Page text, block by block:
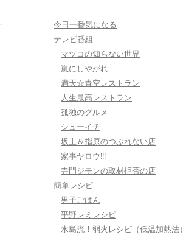
今日一番気になる
テレビ番組
マツコの知らない世界
嵐にしやがれ
満天☆青空レストラン
人生最高レストラン
孤独のグルメ
シューイチ
坂上＆指原のつぶれない店
家事ヤロウ!!!
寺門ジモンの取材拒否の店
簡単レシピ
男子ごはん
平野レミレシピ
水島流！弱火レシピ（低温加熱法）